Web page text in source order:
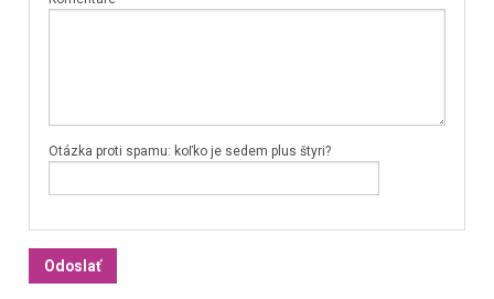
Otázka proti spamu: koľko je sedem plus štyri?